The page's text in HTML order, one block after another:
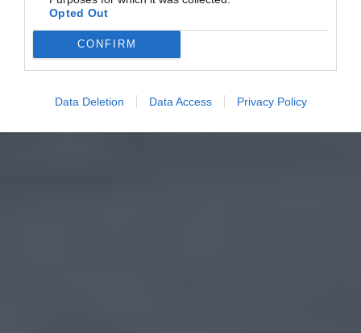
Opted Out
CONFIRM
Data Deletion Data Access Privacy Policy